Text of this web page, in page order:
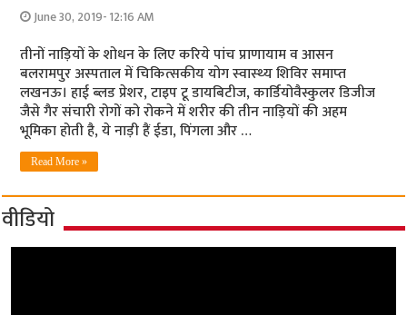
June 30, 2019- 12:16 AM
तीनों नाड़ियों के शोधन के लिए करिये पांच प्राणायाम व आसन
बलरामपुर अस्‍पताल में चिकित्‍सकीय योग स्‍वास्‍थ्‍य शिविर समाप्‍त
लखनऊ। हाई ब्लड प्रेशर, टाइप टू डायबिटीज, कार्डियोवैस्कुलर डिजीज
जैसे गैर संचारी रोगों को रोकने में शरीर की तीन नाड़ियों की अहम
भूमिका होती है, ये नाड़ी हैं ईडा, पिंगला और …
Read More »
वीडियो